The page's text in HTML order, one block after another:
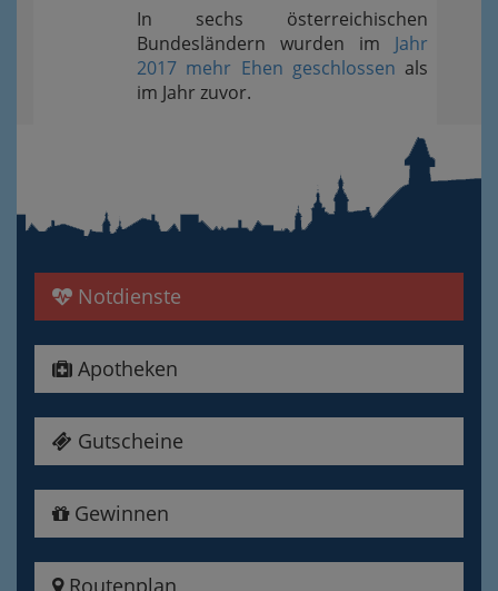
In sechs österreichischen
Bundesländern wurden im Jahr
2017 mehr Ehen geschlossen als
im Jahr zuvor.
Notdienste
Apotheken
Gutscheine
Gewinnen